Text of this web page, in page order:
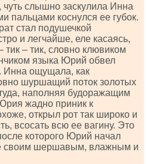
слышно заскулила Инна
пальцами коснулся ее губок.
стал подушечкой
и легчайше, еле касаясь,
тик – тик, словно клювиком
языка Юрий обвел
Инна ощущала, как
шуршащий поток золотых
наполняя будоражащим
жадно приник к
открыл рот так широко и
всосать всю ее вагину. Это
которого Юрий начал
своим шершавым, влажным и